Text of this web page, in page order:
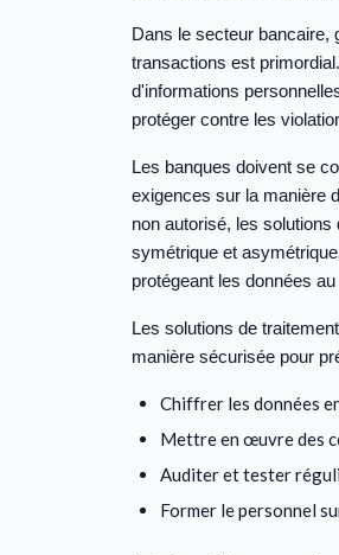
Dans le secteur bancaire,
transactions est
d'informations
protéger contre les
Les banques doivent se
exigences sur la manière
non autorisé, les
symétrique et
protégeant les données
Les solutions de
manière sécurisée pour
Chiffrer les données
Mettre en œuvre des
Auditer et tester
Former le personnel